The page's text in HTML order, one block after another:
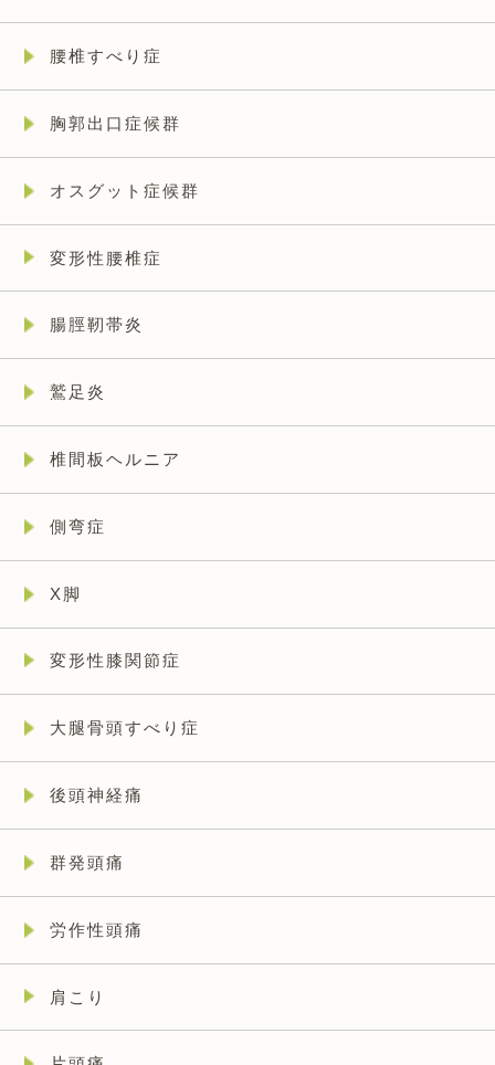
腰椎すべり症
胸郭出口症候群
オスグット症候群
変形性腰椎症
腸脛靭帯炎
鷲足炎
椎間板ヘルニア
側弯症
X脚
変形性膝関節症
大腿骨頭すべり症
後頭神経痛
群発頭痛
労作性頭痛
肩こり